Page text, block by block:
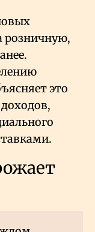
розничную,
это